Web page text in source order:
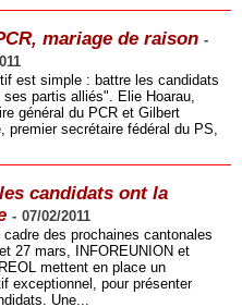
mariage de raison -
est simple : battre les candidats
ses partis alliés". Elie Hoarau,
général du PCR et Gilbert
premier secrétaire fédéral du PS,
candidats ont la
- 07/02/2011
cadre des prochaines cantonales
27 mars, INFOREUNION et
mettent en place un
exceptionnel, pour présenter
Une...